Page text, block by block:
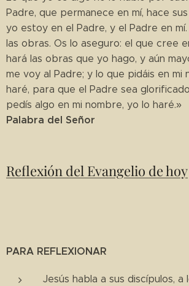
Padre, que permanece en mí, hace
yo estoy en el Padre, y el Padre en
las obras. Os lo aseguro: el que cree
hará las obras que yo hago, y aún
me voy al Padre; y lo que pidáis en mi
haré, para que el Padre sea
pedís algo en mi nombre, yo lo haré.»
Palabra del Señor
Reflexión del Evangelio de hoy
PARA REFLEXIONAR
Jesús habla a sus discípulos, a